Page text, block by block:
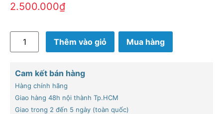
2.500.000₫
Thêm vào giỏ Mua hàng
Cam kết bán hàng
Hàng chính hãng
Giao hàng 48h nội thành Tp.HCM
Giao trong 2 đến 5 ngày (toàn quốc)